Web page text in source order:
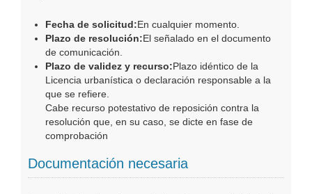
Fecha de solicitud:En cualquier momento.
Plazo de resolución:El señalado en el documento
de comunicación.
Plazo de validez y recurso:Plazo idéntico de la
Licencia urbanística o declaración responsable a la
que se refiere.
Cabe recurso potestativo de reposición contra la
resolución que, en su caso, se dicte en fase de
comprobación
Documentación necesaria